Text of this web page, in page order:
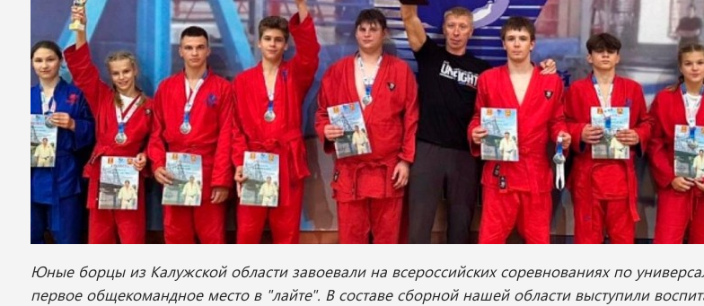
Юные борцы из Калужской области завоевали на всероссийских соревнованиях по
первое общекомандное место в "лайте". В составе сборной нашей области выступили